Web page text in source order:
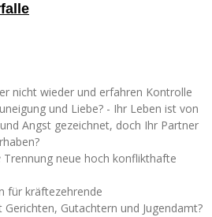
nicht wieder und erfahren Kontrolle
und Liebe? - Ihr Leben ist von
Angst gezeichnet, doch Ihr Partner
Trennung neue hoch konflikthafte
für kräftezehrende
Gutachtern und Jugendamt?